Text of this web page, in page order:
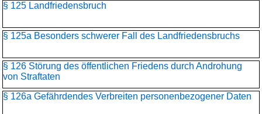
§ 125 Landfriedensbruch
§ 125a Besonders schwerer Fall des Landfriedensbruchs
§ 126 Störung des öffentlichen Friedens durch Androhung
von Straftaten
§ 126a Gefährdendes Verbreiten personenbezogener Daten